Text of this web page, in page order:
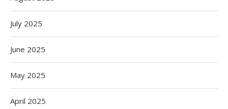
July 2025
June 2025
May 2025
April 2025